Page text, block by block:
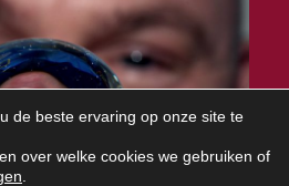
de beste ervaring op onze site te
over welke cookies we gebruiken of